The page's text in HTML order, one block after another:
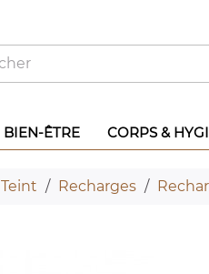
BIEN-ÊTRE CORPS &
Teint Recharges